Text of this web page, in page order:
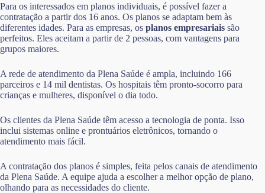
Para os interessados em planos individuais, é possível fazer a
contratação a partir dos 16 anos. Os planos se adaptam bem às
diferentes idades. Para as empresas, os planos empresariais são
perfeitos. Eles aceitam a partir de 2 pessoas, com vantagens para
grupos maiores.
A rede de atendimento da Plena Saúde é ampla, incluindo 166
parceiros e 14 mil dentistas. Os hospitais têm pronto-socorro para
crianças e mulheres, disponível o dia todo.
Os clientes da Plena Saúde têm acesso a tecnologia de ponta. Isso
inclui sistemas online e prontuários eletrônicos, tornando o
atendimento mais fácil.
A contratação dos planos é simples, feita pelos canais de atendimento
da Plena Saúde. A equipe ajuda a escolher a melhor opção de plano,
olhando para as necessidades do cliente.